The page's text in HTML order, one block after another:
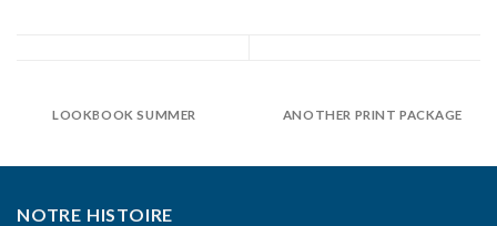
LOOKBOOK SUMMER ANOTHER PRINT PACKAGE
NOTRE HISTOIRE